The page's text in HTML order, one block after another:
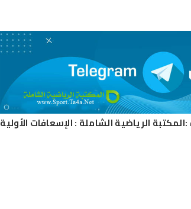
:المكتبة الرياضية الشاملة :الإسعافات الأولية